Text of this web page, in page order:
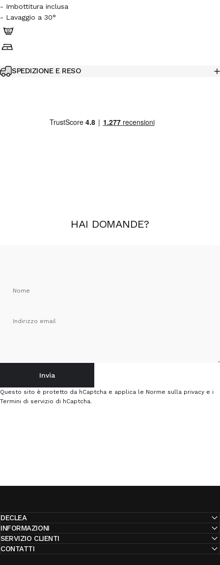
- Imbottitura inclusa
- Lavaggio a 30°
SPEDIZIONE E RESO
HAI DOMANDE?
Nome
Indirizzo email
MessaggioInvia
Questo sito è protetto da hCaptcha e applica le Norme sulla privacy e i
Termini di servizio di hCaptcha.
DECLEA
INFORMAZIONI
SERVIZIO CLIENTI
CONTATTI